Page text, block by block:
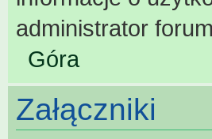
administrator
Góra
Załączniki